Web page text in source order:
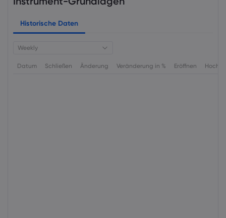
Historische Daten
Weekly
Datum Schließen Änderung Veränderung in % Eröffnen Hoch